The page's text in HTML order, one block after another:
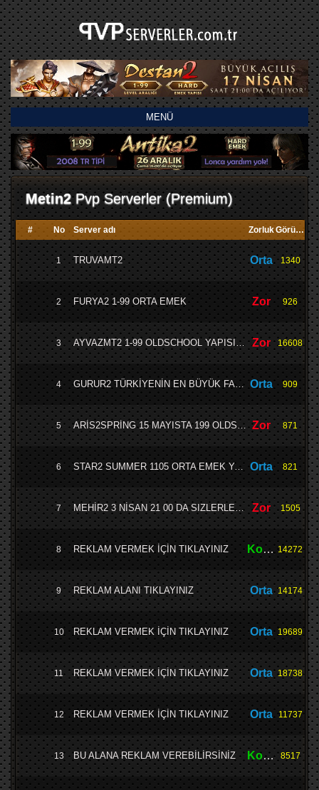
MENÜ
Metin2Pvp Serverler (Premium)
# No Server adı Görüntü
Zorluk
1 TRUVAMT2 1340
Orta
2 FURYA2 1-99 ORTA EMEK 926
Zor
3 AYVAZMT2 1-99 OLDSCHOOL YAPISIYLA 8 MAYIS CUMA GÜNÜ 16608
Zor
4 GURUR2 TÜRKİYENİN EN BÜYÜK FARM VSLİK SERVERİ 909
Orta
5 ARİS2SPRİNG 15 MAYISTA 199 OLDSCHOOL YAPI MODERN HİS ÜCRETSİZ OTO AV LEGAL SATIŞ 200000 TL ÖDÜL HAVUZU LONCALARA YARDIM YOK 871
Zor
6 STAR2 SUMMER 1105 ORTA EMEK YAPISI İLE 15 MAYISTA AÇILIYOR 821
Orta
7 MEHİR2 3 NİSAN 21 00 DA SIZLERLE 199 HARD EMEK 1505
Zor
8 REKLAM VERMEK İÇİN TIKLAYINIZ 14272
Kolay
9 REKLAM ALANI TIKLAYINIZ 14174
Orta
10 REKLAM VERMEK İÇİN TIKLAYINIZ 19689
Orta
11 REKLAM VERMEK İÇİN TIKLAYINIZ 18738
Orta
12 REKLAM VERMEK İÇİN TIKLAYINIZ 11737
Orta
13 BU ALANA REKLAM VEREBİLİRSİNİZ 8517
Kolay